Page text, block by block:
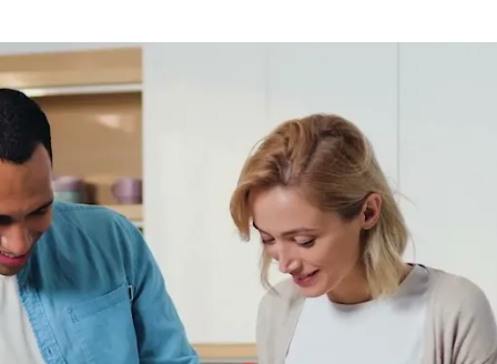
espessante goma xantana e conservante benzoato de sódio.
NÃO CONTÉM GLÚTEN.